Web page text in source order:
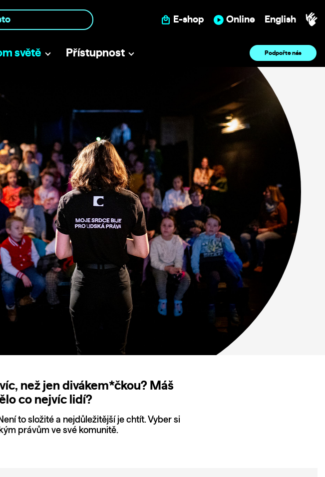
E-shop Online English
světě Přístupnost Podpořte nás
než jen divákem*čkou? Máš
co nejvíc lidí?
to složité a nejdůležitější je chtít. Vyber si
právům ve své komunitě.